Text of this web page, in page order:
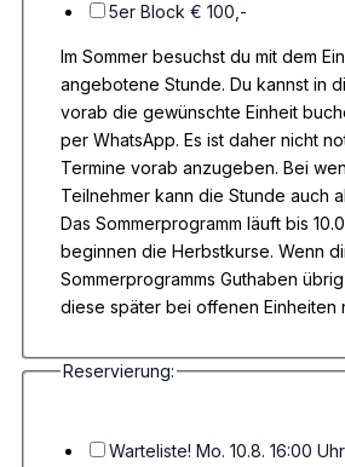
5er Block € 100,-
Im Sommer besuchst du mit dem
angebotene Stunde. Du kannst in
vorab die gewünschte Einheit
per WhatsApp. Es ist daher nicht
Termine vorab anzugeben. Bei
Teilnehmer kann die Stunde auch
Das Sommerprogramm läuft bis
beginnen die Herbstkurse. Wenn
Sommerprogramms Guthaben
diese später bei offenen Einheiten
Reservierung:
Warteliste! Mo. 10.8. 16:00 Uhr |